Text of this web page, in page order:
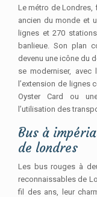
Le métro de Londres,
ancien du monde et
lignes et 270
banlieue. Son plan
devenu une icône du
se moderniser, avec
l’extension de lignes
Oyster Card ou
l’utilisation des
Bus à
de londres
Les bus rouges à
reconnaissables de
fil des ans, leur